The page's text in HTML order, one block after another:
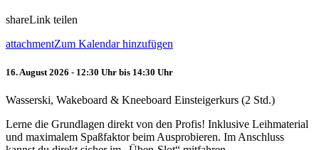
shareLink teilen
attachmentZum Kalendar hinzufügen
16. August 2026 - 12:30 Uhr bis 14:30 Uhr
Wasserski, Wakeboard & Kneeboard Einsteigerkurs (2 Std.)
Lerne die Grundlagen direkt von den Profis! Inklusive Leihmaterial
und maximalem Spaßfaktor beim Ausprobieren. Im Anschluss